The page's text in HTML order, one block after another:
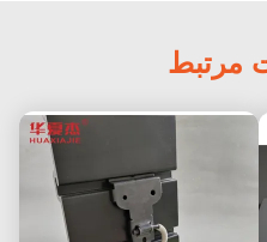
مرتبط